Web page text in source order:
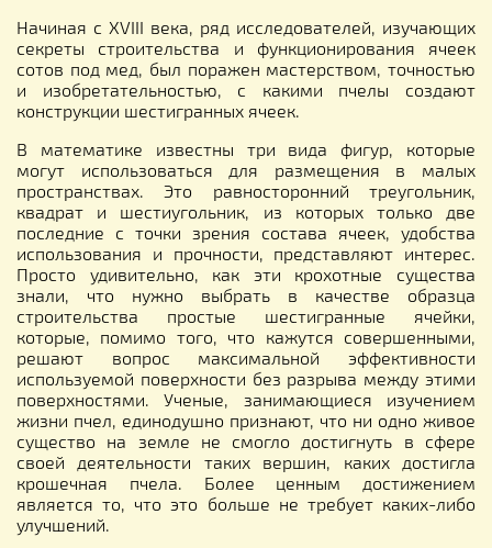
Начиная с XVIII века, ряд исследователей, изучающих
секреты строительства и функционирования ячеек
сотов под мед, был поражен мастерством, точностью
и изобретательностью, с какими пчелы создают
конструкции шестигранных ячеек.
В математике известны три вида фигур, которые
могут использоваться для размещения в малых
пространствах. Это равносторонний треугольник,
квадрат и шестиугольник, из которых только две
последние с точки зрения состава ячеек, удобства
использования и прочности, представляют интерес.
Просто удивительно, как эти крохотные существа
знали, что нужно выбрать в качестве образца
строительства простые шестигранные ячейки,
которые, помимо того, что кажутся совершенными,
решают вопрос максимальной эффективности
используемой поверхности без разрыва между этими
поверхностями. Ученые, занимающиеся изучением
жизни пчел, единодушно признают, что ни одно живое
существо на земле не смогло достигнуть в сфере
своей деятельности таких вершин, каких достигла
крошечная пчела. Более ценным достижением
является то, что это больше не требует каких-либо
улучшений.